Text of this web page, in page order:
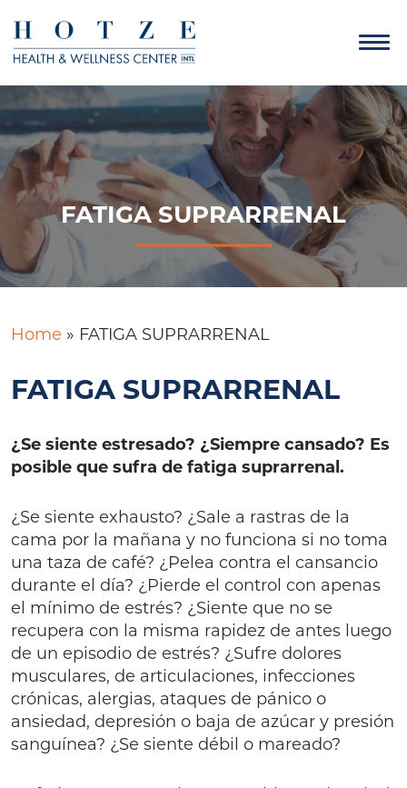
FATIGA SUPRARRENAL
Home » FATIGA SUPRARRENAL
FATIGA SUPRARRENAL
¿Se siente estresado? ¿Siempre cansado? Es
posible que sufra de fatiga suprarrenal.
¿Se siente exhausto? ¿Sale a rastras de la
cama por la mañana y no funciona si no toma
una taza de café? ¿Pelea contra el cansancio
durante el día? ¿Pierde el control con apenas
el mínimo de estrés? ¿Siente que no se
recupera con la misma rapidez de antes luego
de un episodio de estrés? ¿Sufre dolores
musculares, de articulaciones, infecciones
crónicas, alergias, ataques de pánico o
ansiedad, depresión o baja de azúcar y presión
sanguínea? ¿Se siente débil o mareado?